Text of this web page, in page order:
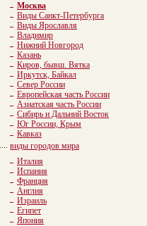
Москва
Виды Санкт-Петербурга
Виды Ярославля
Владимир
Нижний Новгород
Казань
Киров, бывш. Вятка
Иркутск, Байкал
Север России
Европейская часть России
Азиатская часть России
Сибирь и Дальний Восток
Юг России, Крым
Кавказ
виды городов мира
Италия
Испания
Франция
Англия
Израиль
Египет
Япония